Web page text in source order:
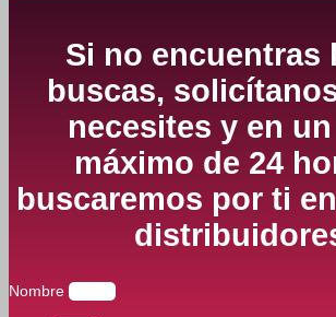
Si no encuentras
buscas,
necesites y en
máximo de 24
buscaremos por ti
Nombre